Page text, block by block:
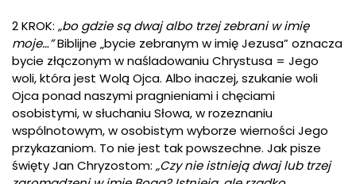
2 KROK: „bo gdzie są dwaj albo trzej zebrani w imię
moje…”Biblijne „bycie zebranym w imię Jezusa” oznacza
bycie złączonym w naśladowaniu Chrystusa = Jego
woli, która jest Wolą Ojca. Albo inaczej, szukanie woli
Ojca ponad naszymi pragnieniami i chęciami
osobistymi, w słuchaniu Słowa, w rozeznaniu
wspólnotowym, w osobistym wyborze wierności Jego
przykazaniom. To nie jest tak powszechne. Jak pisze
święty Jan Chryzostom: „Czy nie istnieją dwaj lub trzej